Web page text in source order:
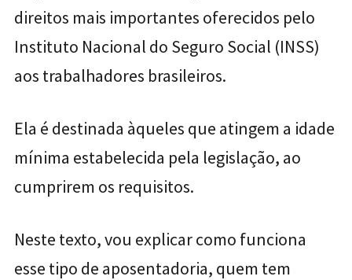
direitos mais importantes oferecidos pelo
Instituto Nacional do Seguro Social (INSS)
aos trabalhadores brasileiros.
Ela é destinada àqueles que atingem a idade
mínima estabelecida pela legislação, ao
cumprirem os requisitos.
Neste texto, vou explicar como funciona
esse tipo de aposentadoria, quem tem